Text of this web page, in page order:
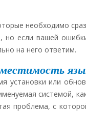
необходимо
если вашей
на него ответим.
установки или
системой,
проблема, с